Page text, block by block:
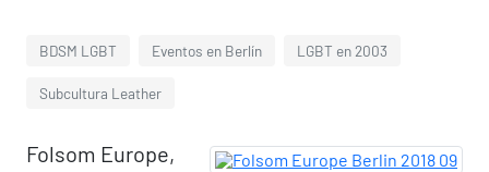
BDSM LGBT Eventos en Berlín LGBT en 2003
Subcultura Leather
Folsom Europe,